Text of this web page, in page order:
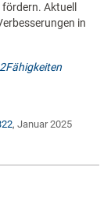
Aktuell
in
, Januar 2025